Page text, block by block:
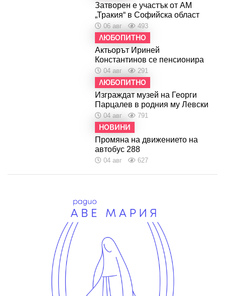
Затворен е участък от АМ
„Тракия“ в Софийска област
06 авг 493
ЛЮБОПИТНО
Актьорът Ириней
Константинов се пенсионира
04 авг 291
ЛЮБОПИТНО
Изграждат музей на Георги
Парцалев в родния му Левски
04 авг 791
НОВИНИ
Промяна на движението на
автобус 288
04 авг 627